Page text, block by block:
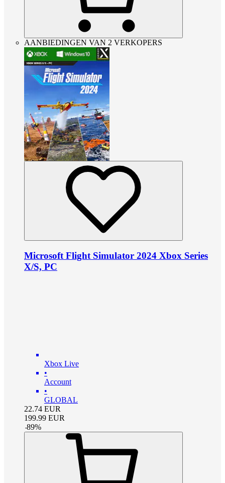
AANBIEDINGEN VAN 2 VERKOPERS
Microsoft Flight Simulator 2024 Xbox Series
X/S, PC
Xbox Live
•
Account
•
GLOBAL
22.74 EUR
199.99 EUR
-89%